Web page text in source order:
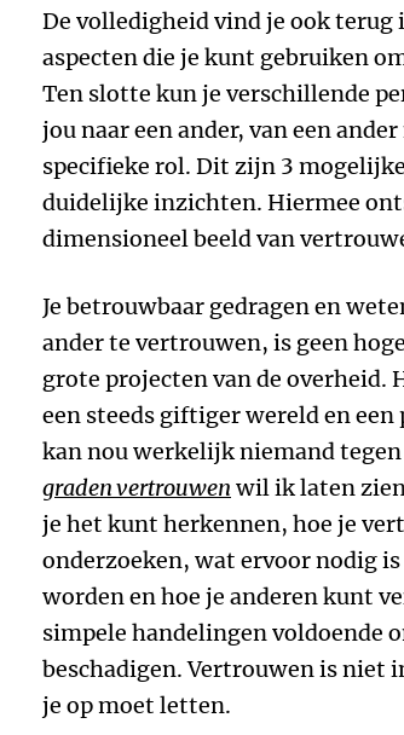
De volledigheid vind je ook terug
aspecten die je kunt gebruiken
Ten slotte kun je verschillende
jou naar een ander, van een
specifieke rol. Dit zijn 3
duidelijke inzichten. Hiermee
dimensioneel beeld van
Je betrouwbaar gedragen en
ander te vertrouwen, is geen
grote projecten van de overheid.
een steeds giftiger wereld en
kan nou werkelijk niemand
graden vertrouwen wil ik laten
je het kunt herkennen, hoe je
onderzoeken, wat ervoor nodig
worden en hoe je anderen kunt
simpele handelingen voldoende
beschadigen. Vertrouwen is niet
je op moet letten.